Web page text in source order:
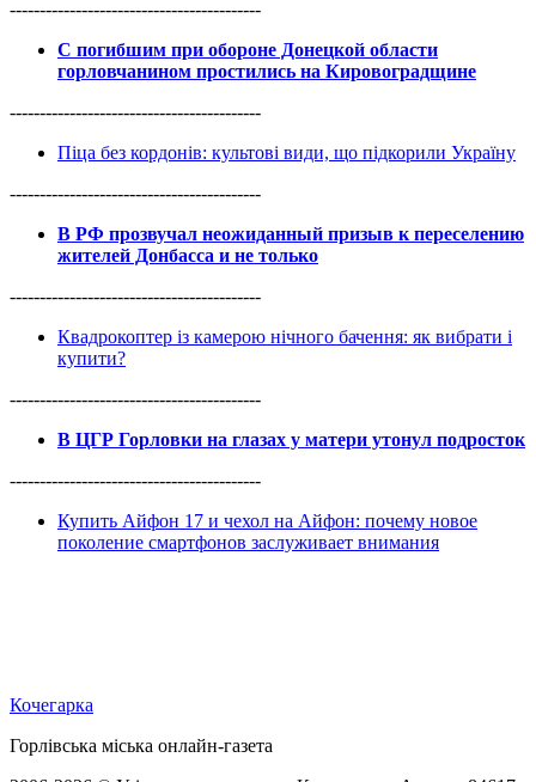
------------------------------------------
С погибшим при обороне Донецкой области
горловчанином простились на Кировоградщине
------------------------------------------
Піца без кордонів: культові види, що підкорили Україну
------------------------------------------
В РФ прозвучал неожиданный призыв к переселению
жителей Донбасса и не только
------------------------------------------
Квадрокоптер із камерою нічного бачення: як вибрати і
купити?
------------------------------------------
В ЦГР Горловки на глазах у матери утонул подросток
------------------------------------------
Купить Айфон 17 и чехол на Айфон: почему новое
поколение смартфонов заслуживает внимания
Кочегарка
Горлівська міська онлайн-газета